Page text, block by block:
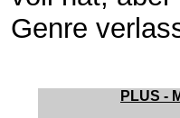
Genre
PLUS -